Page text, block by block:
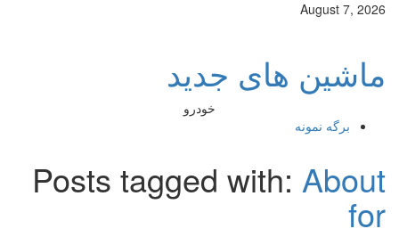
August 7, 2026
ماشین های جدید
خودرو
برگه نمونه
Posts tagged with:About
for